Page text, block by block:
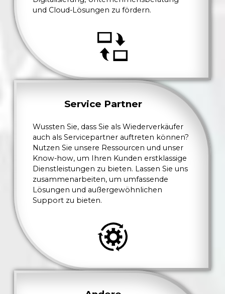
und Cloud-Lösungen zu fördern.
Service Partner
Wussten Sie, dass Sie als Wiederverkäufer
auch als Servicepartner auftreten können?
Nutzen Sie unsere Ressourcen und unser
Know-how, um Ihren Kunden erstklassige
Dienstleistungen zu bieten. Lassen Sie uns
zusammenarbeiten, um umfassende
Lösungen und außergewöhnlichen
Support zu bieten.